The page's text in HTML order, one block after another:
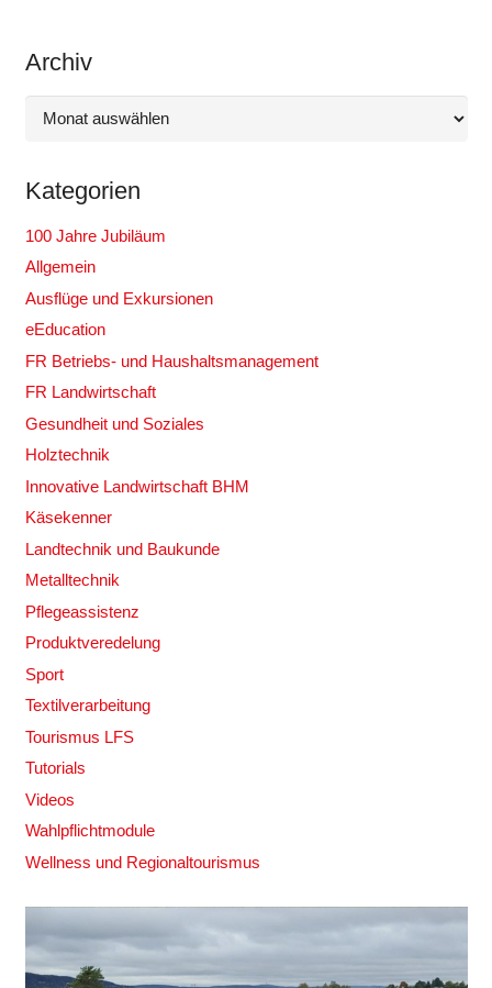
Archiv
Archiv
Kategorien
100 Jahre Jubiläum
Allgemein
Ausflüge und Exkursionen
eEducation
FR Betriebs- und Haushaltsmanagement
FR Landwirtschaft
Gesundheit und Soziales
Holztechnik
Innovative Landwirtschaft BHM
Käsekenner
Landtechnik und Baukunde
Metalltechnik
Pflegeassistenz
Produktveredelung
Sport
Textilverarbeitung
Tourismus LFS
Tutorials
Videos
Wahlpflichtmodule
Wellness und Regionaltourismus